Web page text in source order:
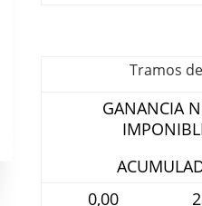
Tramos
GANANCIA
0,00